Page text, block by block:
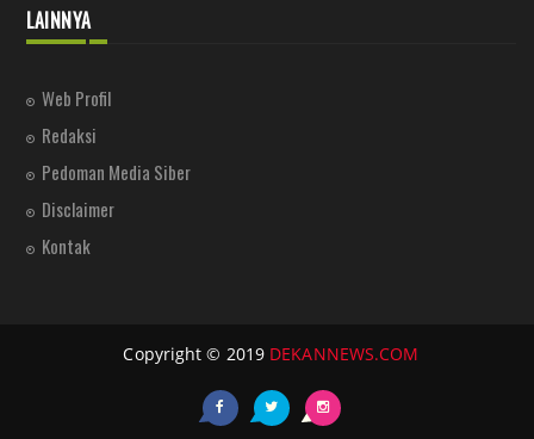
LAINNYA
Web Profil
Redaksi
Pedoman Media Siber
Disclaimer
Kontak
Copyright © 2019 DEKANNEWS.COM